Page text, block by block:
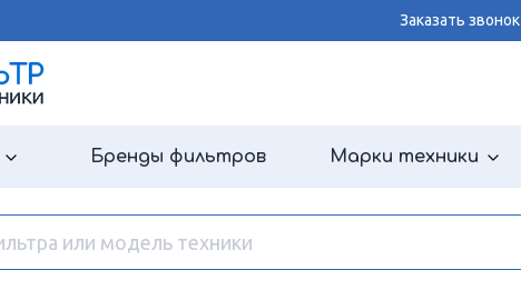
Заказать звонок
Бренды фильтров Марки техники